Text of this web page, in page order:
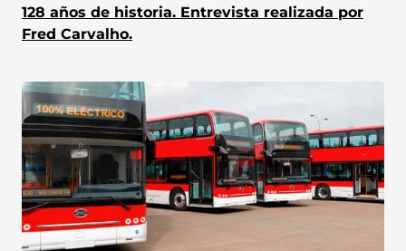
128 años de historia. Entrevista realizada por
Fred Carvalho.